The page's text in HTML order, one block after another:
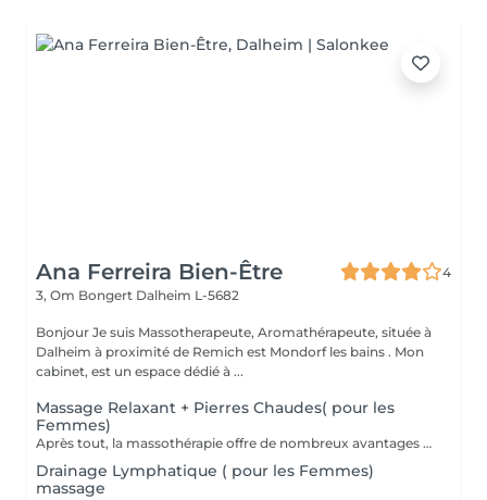
Ana Ferreira Bien-Être
4
3, Om Bongert Dalheim L-5682
Bonjour Je suis Massotherapeute, Aromathérapeute, située à
Dalheim à proximité de Remich est Mondorf les bains . Mon
cabinet, est un espace dédié à ...
Massage Relaxant + Pierres Chaudes( pour les
Femmes)
Après tout, la massothérapie offre de nombreux avantages en appuyant sur les tissus mous du corps. Il stimule la circulation sanguine, la mobilité et l'élasticité. -Soulagement des maux de tête. -Diminution de la fatigue. -Stimulation et équilibre du système intestinal. -Élimination des toxines et des déchets métaboliques. -Diminution de l'insomnie. -Contrôle du stress. -Diminution de l'anxiété. -Soulagement de la tension et des douleurs musculaires.
Drainage Lymphatique ( pour les Femmes)
massage